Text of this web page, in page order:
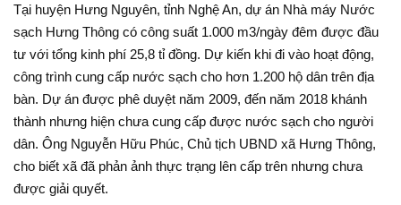
Tại huyện Hưng Nguyên, tỉnh Nghệ An, dự án Nhà máy Nước
sạch Hưng Thông có công suất 1.000 m3/ngày đêm được đầu
tư với tổng kinh phí 25,8 tỉ đồng. Dự kiến khi đi vào hoạt động,
công trình cung cấp nước sạch cho hơn 1.200 hộ dân trên địa
bàn. Dự án được phê duyệt năm 2009, đến năm 2018 khánh
thành nhưng hiện chưa cung cấp được nước sạch cho người
dân. Ông Nguyễn Hữu Phúc, Chủ tịch UBND xã Hưng Thông,
cho biết xã đã phản ảnh thực trạng lên cấp trên nhưng chưa
được giải quyết.